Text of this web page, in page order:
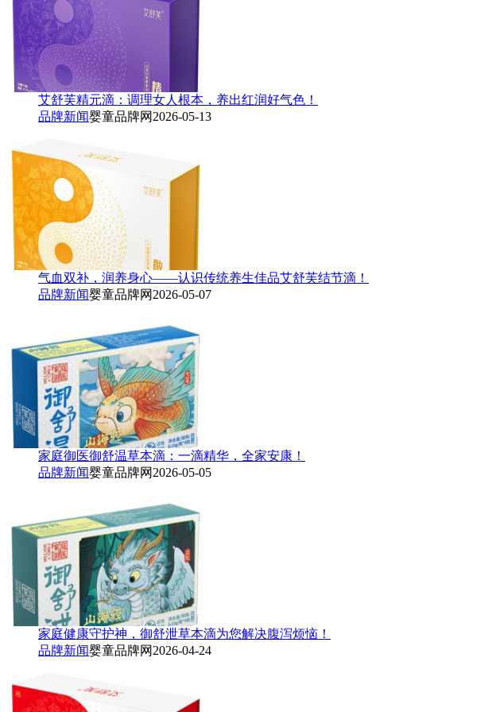
艾舒芙精元滴：调理女人根本，养出红润好气色！
品牌新闻婴童品牌网 2026-05-13
气血双补，润养身心——认识传统养生佳品艾舒芙结节滴！
品牌新闻婴童品牌网 2026-05-07
家庭御医御舒温草本滴：一滴精华，全家安康！
品牌新闻婴童品牌网 2026-05-05
家庭健康守护神，御舒泄草本滴为您解决腹泻烦恼！
品牌新闻婴童品牌网 2026-04-24